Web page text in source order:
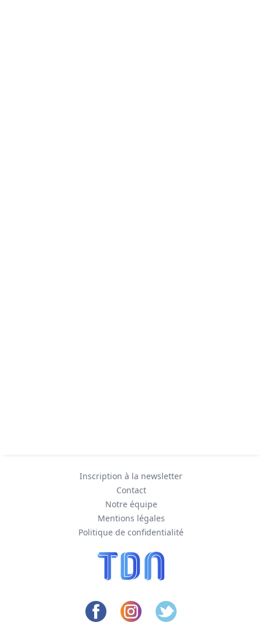
Inscription à la newsletter
Contact
Notre équipe
Mentions légales
Politique de confidentialité